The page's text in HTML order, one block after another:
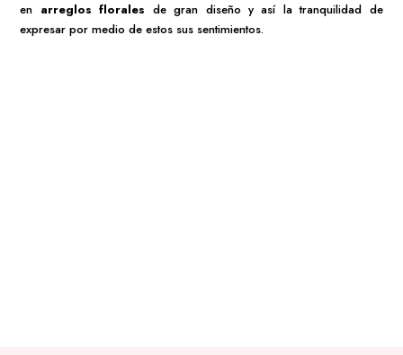
en arreglos florales de gran diseño y así la tranquilidad de
expresar por medio de estos sus sentimientos.